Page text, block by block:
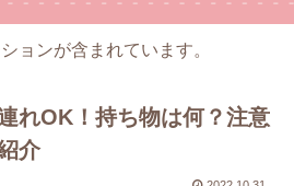
ョンが含まれています。
れOK！持ち物は何？注意
介